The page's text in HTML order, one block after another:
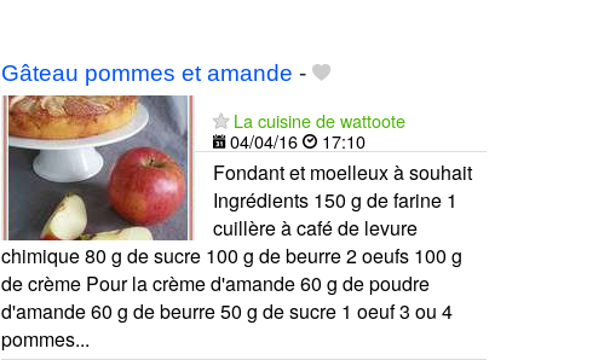
Gâteau pommes et amande -
La cuisine de wattoote
04/04/16
17:10
Fondant et moelleux à souhait
Ingrédients 150 g de farine 1
cuillère à café de levure
chimique 80 g de sucre 100 g de beurre 2 oeufs 100 g
de crème Pour la crème d'amande 60 g de poudre
d'amande 60 g de beurre 50 g de sucre 1 oeuf 3 ou 4
pommes...